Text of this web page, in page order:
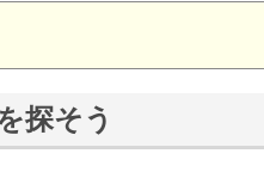
探そう